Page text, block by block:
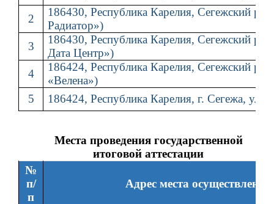
2
186430, Республика Карелия, Сегежский
Радиатор»)
3
186430, Республика Карелия, Сегежский
Дата Центр»)
4
186424, Республика Карелия, Сегежский р-
«Велена»)
5
186424, Республика Карелия, г. Сегежа,
Места проведения государственной
итоговой аттестации
№
п/
п
Адрес места